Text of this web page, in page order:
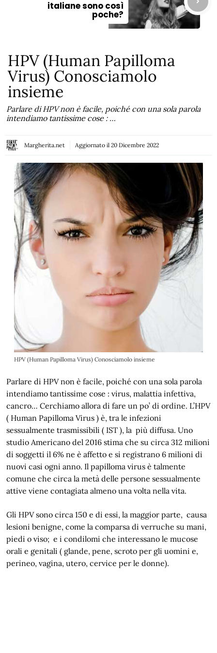
italiane sono così
poche?
HPV (Human Papilloma
Virus) Conosciamolo
insieme
Parlare di HPV non è facile, poiché con una sola parola
intendiamo tantissime cose : …
Margherita.net Aggiornato il 20 Dicembre 2022
HPV (Human Papilloma Virus) Conosciamolo insieme
Parlare di HPV non è facile, poiché con una sola parola
intendiamo tantissime cose : virus, malattia infettiva,
cancro… Cerchiamo allora di fare un po’ di ordine. L’HPV
( Human Papilloma Virus ) è, tra le infezioni
sessualmente trasmissibili ( IST ), la più diffusa. Uno
studio Americano del 2016 stima che su circa 312 milioni
di soggetti il 6% ne è affetto e si registrano 6 milioni di
nuovi casi ogni anno. Il papilloma virus è talmente
comune che circa la metà delle persone sessualmente
attive viene contagiata almeno una volta nella vita.
Gli HPV sono circa 150 e di essi, la maggior parte, causa
lesioni benigne, come la comparsa di verruche su mani,
piedi o viso; e i condilomi che interessano le mucose
orali e genitali ( glande, pene, scroto per gli uomini e,
perineo, vagina, utero, cervice per le donne).